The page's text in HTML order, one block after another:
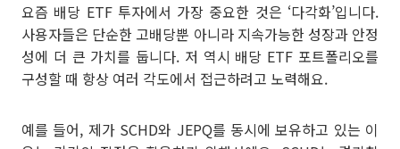
요즘 배당 ETF 투자에서 가장 중요한 것은 ‘다각화’입니다.
사용자들은 단순한 고배당뿐 아니라 지속가능한 성장과 안정
성에 더 큰 가치를 둡니다. 저 역시 배당 ETF 포트폴리오를
구성할 때 항상 여러 각도에서 접근하려고 노력해요.
예를 들어, 제가 SCHD와 JEPQ를 동시에 보유하고 있는 이